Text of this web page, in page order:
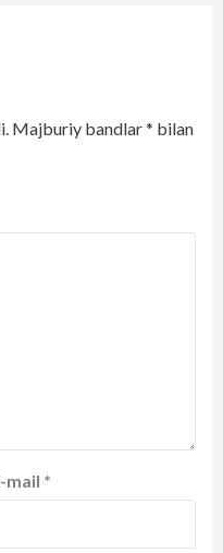
Majburiy bandlar* bilan
mail *